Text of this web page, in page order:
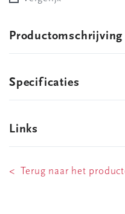
Productomschrijving
Specificaties
Links
< Terug naar het